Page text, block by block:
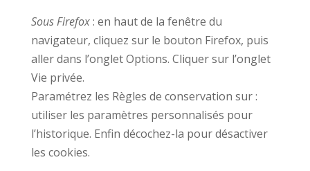
Sous Firefox: en haut de la fenêtre du
navigateur, cliquez sur le bouton Firefox, puis
aller dans l’onglet Options. Cliquer sur l’onglet
Vie privée.
Paramétrez les Règles de conservation sur :
utiliser les paramètres personnalisés pour
l’historique. Enfin décochez-la pour désactiver
les cookies.